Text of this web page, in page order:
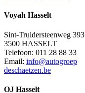
Voyah Hasselt
Sint-Truidersteenweg 393
3500 HASSELT
Telefoon: 011 28 88 33
Email: info@autogroep
deschaetzen.be
OJ Hasselt